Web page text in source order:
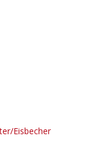
Eisbecher